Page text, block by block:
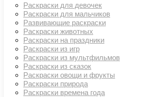
Раскраски для девочек
Раскраски для мальчиков
Развивающие раскраски
Раскраски животных
Раскраски на праздники
Раскраски из игр
Раскраски из мультфильмов
Раскраски из сказок
Раскраски овощи и фрукты
Раскраски природа
Раскраски времена года